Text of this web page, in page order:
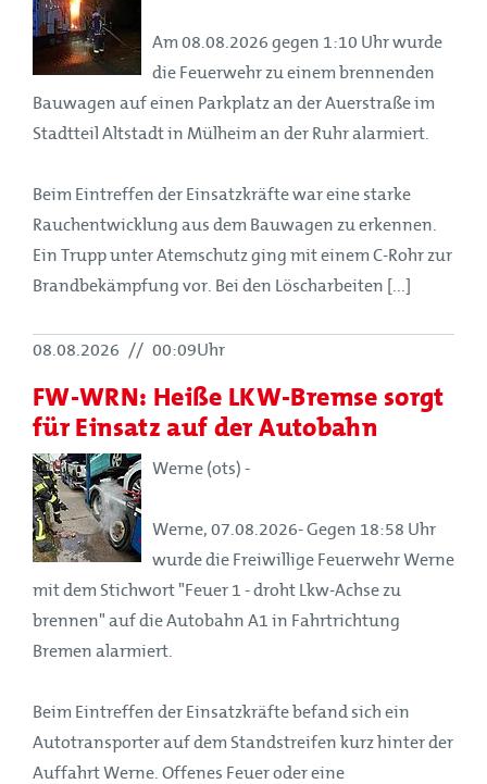
Am 08.08.2026 gegen 1:10 Uhr wurde
die Feuerwehr zu einem brennenden
Bauwagen auf einen Parkplatz an der Auerstraße im
Stadtteil Altstadt in Mülheim an der Ruhr alarmiert.
Beim Eintreffen der Einsatzkräfte war eine starke
Rauchentwicklung aus dem Bauwagen zu erkennen.
Ein Trupp unter Atemschutz ging mit einem C-Rohr zur
Brandbekämpfung vor. Bei den Löscharbeiten [...]
08.08.2026 // 00:09Uhr
FW-WRN: Heiße LKW-Bremse sorgt
für Einsatz auf der Autobahn
Werne (ots) -
Werne, 07.08.2026- Gegen 18:58 Uhr
wurde die Freiwillige Feuerwehr Werne
mit dem Stichwort "Feuer 1 - droht Lkw-Achse zu
brennen" auf die Autobahn A1 in Fahrtrichtung
Bremen alarmiert.
Beim Eintreffen der Einsatzkräfte befand sich ein
Autotransporter auf dem Standstreifen kurz hinter der
Auffahrt Werne. Offenes Feuer oder eine